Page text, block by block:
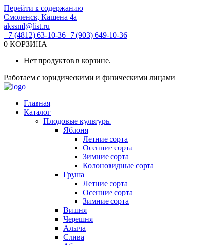
Перейти к содержанию
Смоленск, Кашена 4а
akssml@list.ru
+7 (4812) 63-10-36+7 (903) 649-10-36
0 КОРЗИНА
Нет продуктов в корзине.
Работаем с юридическими и физическими лицами
Главная
Каталог
Плодовые культуры
Яблоня
Летние сорта
Осенние сорта
Зимние сорта
Колоновидные сорта
Груша
Летние сорта
Осенние сорта
Зимние сорта
Вишня
Черешня
Алыча
Слива